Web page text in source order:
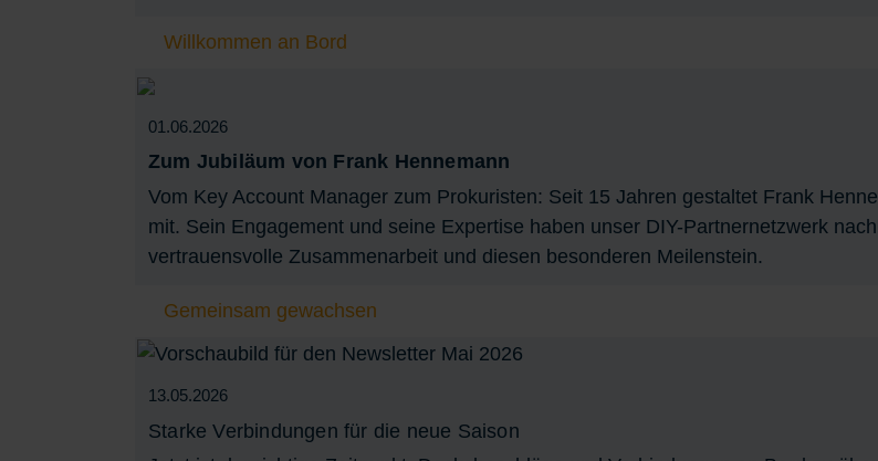
Willkommen an Bord
01.06.2026
Zum Jubiläum von Frank Hennemann
Vom Key Account Manager zum Prokuristen: Seit 15 Jahren gestaltet Frank
mit. Sein Engagement und seine Expertise haben unser DIY-Partnernetzwerk
vertrauensvolle Zusammenarbeit und diesen besonderen Meilenstein.
Gemeinsam gewachsen
13.05.2026
Starke Verbindungen für die neue Saison